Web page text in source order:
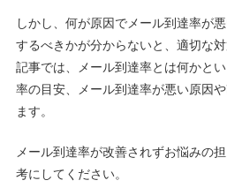
しかし、何が原因でメール到達率が
するべきかが分からないと、適切な
記事では、メール到達率とは何かと
率の目安、メール到達率が悪い原因
ます。
メール到達率が改善されずお悩みの
考にしてください。